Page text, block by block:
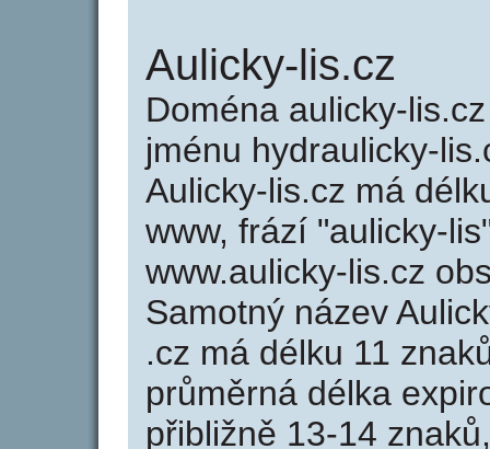
Aulicky-lis.cz
Doména aulicky-
jménu hydraulicky-
Aulicky-lis.cz má
www, frází "aulicky-
www.aulicky-lis.cz
Samotný název
.cz má délku 11
průměrná délka
přibližně 13-14